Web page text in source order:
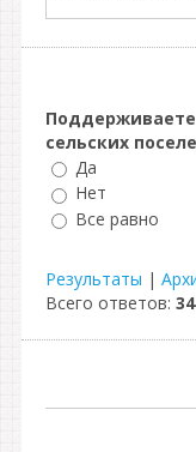
сельских
Да
Нет
Все равно
Результаты |
Всего ответов: 34